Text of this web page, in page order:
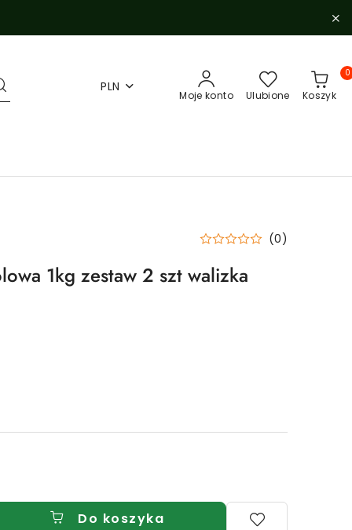
PLN
Moje konto Ulubione Koszyk
0
(0)
1kg zestaw 2 szt walizka
Do koszyka